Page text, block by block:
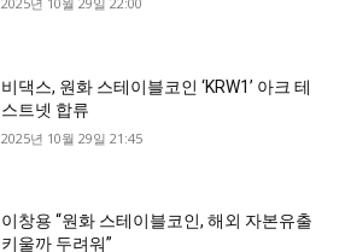
비댁스, 원화 스테이블코인 ‘KRW1’ 아크 테
스트넷 합류
2025년 10월 29일 21:45
이창용 “원화 스테이블코인, 해외 자본유출
키울까 두려워”